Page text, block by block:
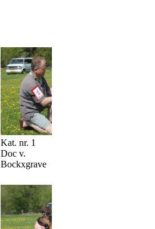
Kat. nr. 1
Doc v.
Bockxgrave